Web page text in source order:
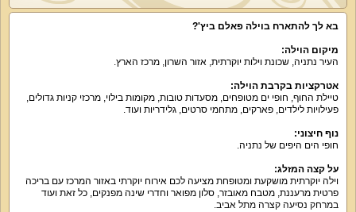
בא לך להתארח בוילה פאלם ביץ'?
מיקום הוילה:
העיר נתניה, שכונת וילות יוקרתית, אזור השרון, מרכז הארץ.
אטרקציות בקרבת הוילה:
טיילת החוף, חופי ים מטופחים, מסעדות טובות, מקומות בילוי, מרכזי קניות גדולים,
פעילויות לילדים, פארקים, מתחמי סרטים, גלידריות ועוד.
נוף חיצוני:
חופי הים היפים של נתניה.
על קצה המזלג:
וילה יוקרתית מושקעת ומטופחת מציעה לכם אירוח יוקרתי באזור המרכז עם בריכה
פרטית מרעננת, מטבח מאובזר, סלון מפואר וחדרי שינה מפנקים, כל זאת ועוד
במרחק נסיעה קצרה מתל אביב.